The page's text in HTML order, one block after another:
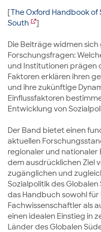
[The Oxford Handbook of
South
]
Die Beiträge widmen
Forschungsfragen:
und Institutionen prägen
Faktoren erklären ihren
und ihre zukünftige
Einflussfaktoren
Entwicklung von
Der Band bietet einen
aktuellen
regionaler und nationaler
dem ausdrücklichen Ziel
zugänglichen und
Sozialpolitik des
das Handbuch sowohl
Fachwissenschaftler als
einen idealen Einstieg in
Länder des Globalen